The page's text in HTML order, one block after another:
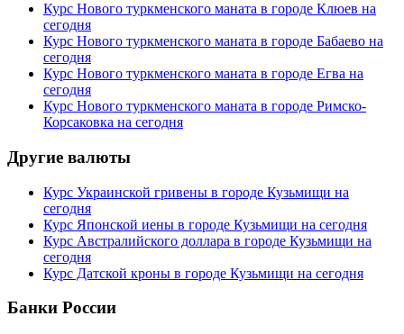
Курс Нового туркменского маната в городе Клюев на
сегодня
Курс Нового туркменского маната в городе Бабаево на
сегодня
Курс Нового туркменского маната в городе Егва на
сегодня
Курс Нового туркменского маната в городе Римско-
Корсаковка на сегодня
Другие валюты
Курс Украинской гривены в городе Кузьмищи на
сегодня
Курс Японской иены в городе Кузьмищи на сегодня
Курс Австралийского доллара в городе Кузьмищи на
сегодня
Курс Датской кроны в городе Кузьмищи на сегодня
Банки России